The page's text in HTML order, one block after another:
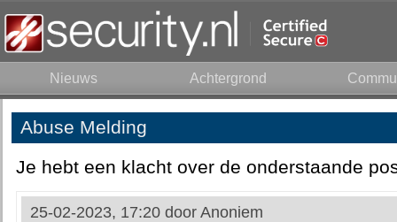
Nieuws Achtergrond
Abuse Melding
Je hebt een klacht over de onderstaande
25-02-2023, 17:20 door Anoniem